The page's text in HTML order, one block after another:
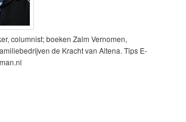
columnist; boeken Zalm Vernomen,
de Kracht van Altena. Tips E-